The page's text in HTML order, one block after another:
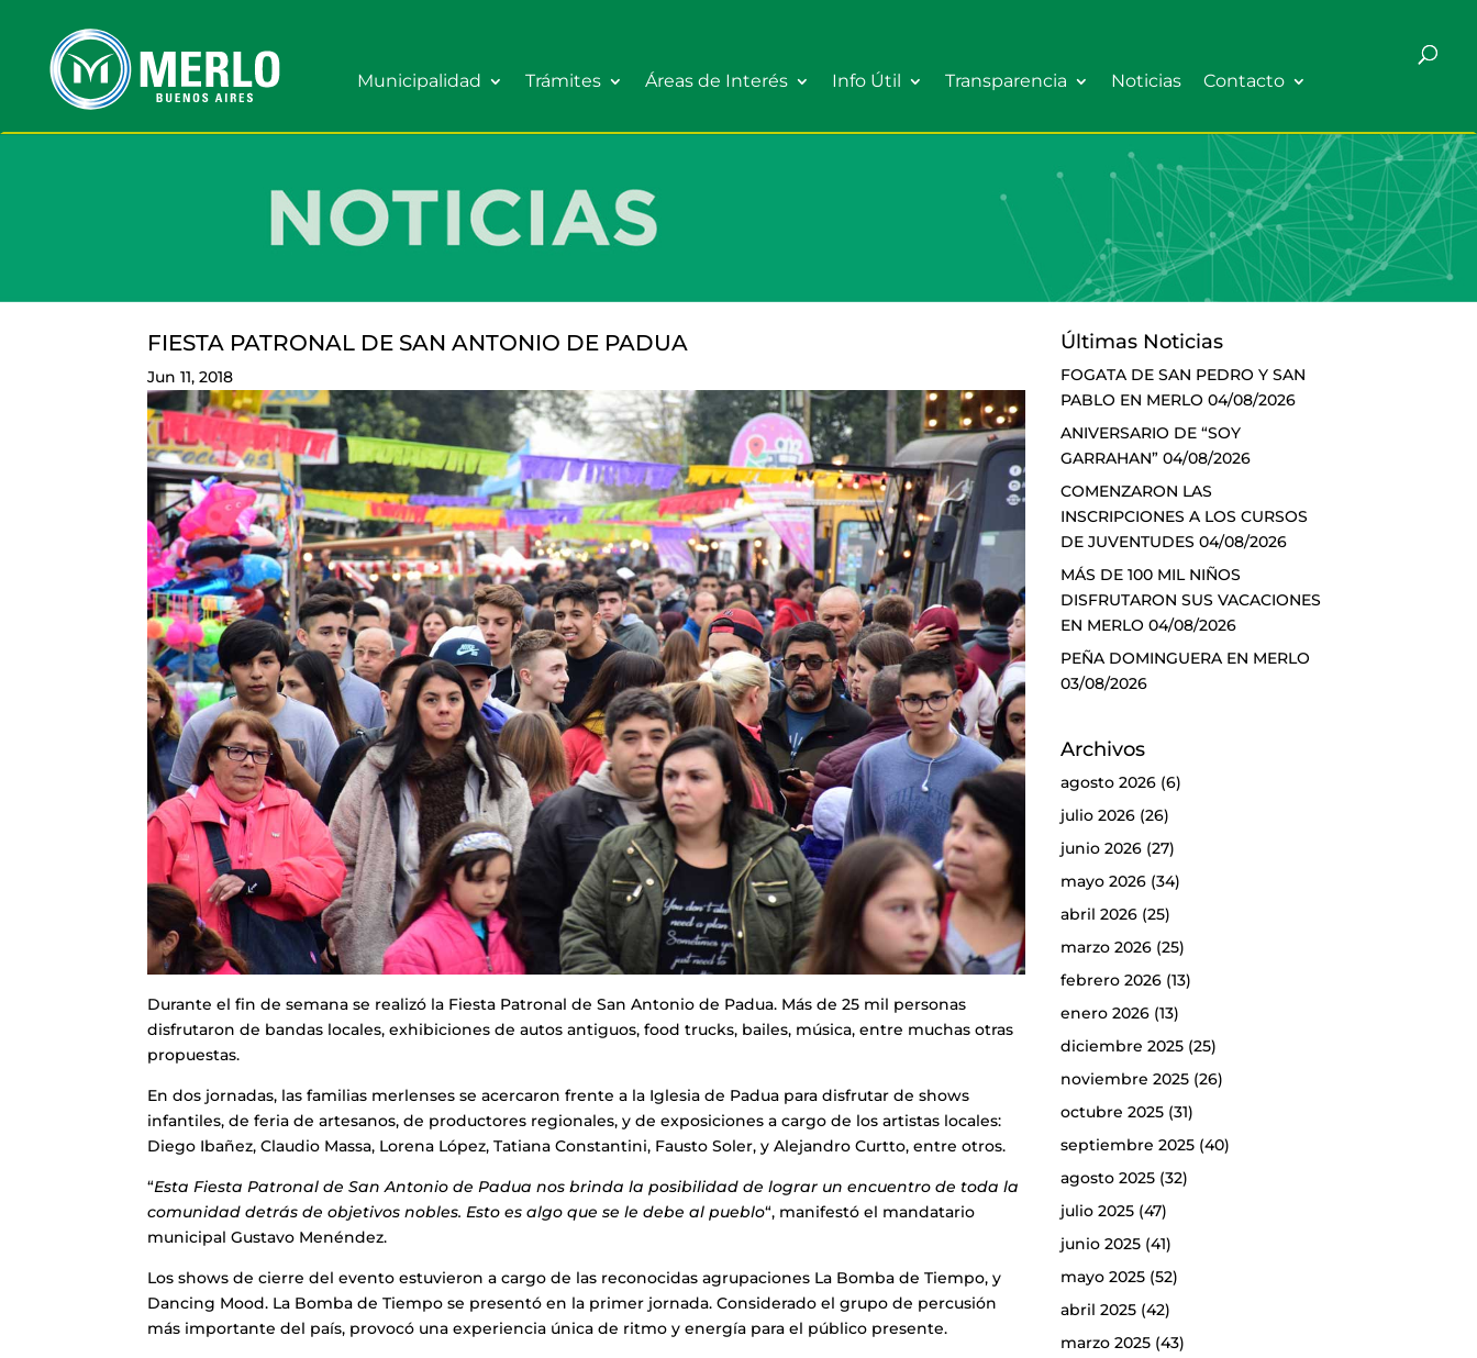
Municipalidad Trámites Áreas de Interés Info Útil Transparencia Noticias Contacto
FIESTA PATRONAL DE SAN ANTONIO DE PADUA
Jun 11, 2018
Durante el fin de semana se realizó la Fiesta Patronal de San Antonio de Padua. Más de 25 mil personas
disfrutaron de bandas locales, exhibiciones de autos antiguos, food trucks, bailes, música, entre muchas otras
propuestas.
En dos jornadas, las familias merlenses se acercaron frente a la Iglesia de Padua para disfrutar de shows
infantiles, de feria de artesanos, de productores regionales, y de exposiciones a cargo de los artistas locales:
Diego Ibañez, Claudio Massa, Lorena López, Tatiana Constantini, Fausto Soler, y Alejandro Curtto, entre otros.
“Esta Fiesta Patronal de San Antonio de Padua nos brinda la posibilidad de lograr un encuentro de toda la
comunidad detrás de objetivos nobles. Esto es algo que se le debe al pueblo“, manifestó el mandatario
municipal Gustavo Menéndez.
Los shows de cierre del evento estuvieron a cargo de las reconocidas agrupaciones La Bomba de Tiempo, y
Dancing Mood. La Bomba de Tiempo se presentó en la primer jornada. Considerado el grupo de percusión
más importante del país, provocó una experiencia única de ritmo y energía para el público presente.
Últimas Noticias
FOGATA DE SAN PEDRO Y SAN
PABLO EN MERLO 04/08/2026
ANIVERSARIO DE “SOY
GARRAHAN” 04/08/2026
COMENZARON LAS
INSCRIPCIONES A LOS CURSOS
DE JUVENTUDES 04/08/2026
MÁS DE 100 MIL NIÑOS
DISFRUTARON SUS VACACIONES
EN MERLO 04/08/2026
PEÑA DOMINGUERA EN MERLO
03/08/2026
Archivos
agosto 2026(6)
julio 2026(26)
junio 2026(27)
mayo 2026(34)
abril 2026(25)
marzo 2026(25)
febrero 2026(13)
enero 2026(13)
diciembre 2025(25)
noviembre 2025(26)
octubre 2025(31)
septiembre 2025(40)
agosto 2025(32)
julio 2025(47)
junio 2025(41)
mayo 2025(52)
abril 2025(42)
marzo 2025(43)